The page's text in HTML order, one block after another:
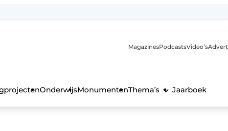
MagazinesPodcastsVideo’s
OnderwijsMonumentenThema’s Jaarboek